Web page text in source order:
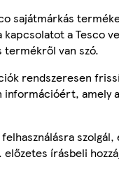
sajátmárkás
a Tesco
termékről van szó.
rendszeresen
amely
írásbeli